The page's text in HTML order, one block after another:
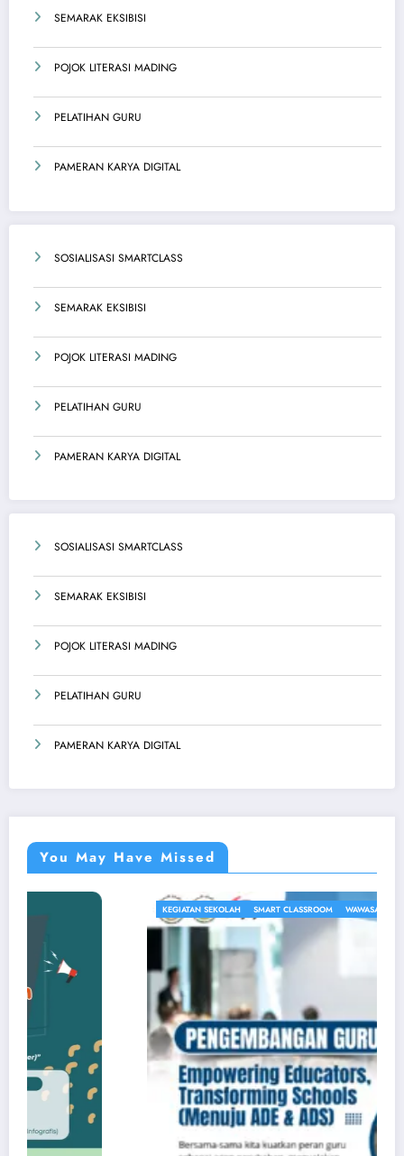
SEMARAK EKSIBISI
POJOK LITERASI MADING
PELATIHAN GURU
PAMERAN KARYA DIGITAL
SOSIALISASI SMARTCLASS
SEMARAK EKSIBISI
POJOK LITERASI MADING
PELATIHAN GURU
PAMERAN KARYA DIGITAL
SOSIALISASI SMARTCLASS
SEMARAK EKSIBISI
POJOK LITERASI MADING
PELATIHAN GURU
PAMERAN KARYA DIGITAL
You May Have Missed
SMART CLASSROOM WAWASAN PENDIDIKAN